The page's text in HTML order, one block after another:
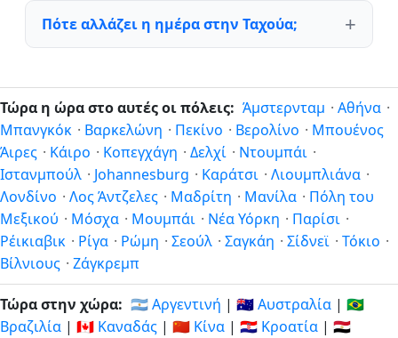
Πότε αλλάζει η ημέρα στην Ταχούα;
Τώρα η ώρα στο αυτές οι πόλεις: Άμστερνταμ · Αθήνα ·
Μπανγκόκ · Βαρκελώνη · Πεκίνο · Βερολίνο · Μπουένος
Άιρες · Κάιρο · Κοπεγχάγη · Δελχί · Ντουμπάι ·
Ιστανμπούλ · Johannesburg · Καράτσι · Λιουμπλιάνα ·
Λονδίνο · Λος Άντζελες · Μαδρίτη · Μανίλα · Πόλη του
Μεξικού · Μόσχα · Μουμπάι · Νέα Υόρκη · Παρίσι ·
Ρέικιαβικ · Ρίγα · Ρώμη · Σεούλ · Σαγκάη · Σίδνεϊ · Τόκιο ·
Βίλνιους · Ζάγκρεμπ
Τώρα στην χώρα: 🇦🇷 Αργεντινή | 🇦🇺 Αυστραλία | 🇧🇷
Βραζιλία | 🇨🇦 Καναδάς | 🇨🇳 Κίνα | 🇭🇷 Κροατία | 🇪🇬